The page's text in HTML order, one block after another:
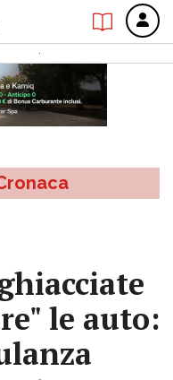
le auto: